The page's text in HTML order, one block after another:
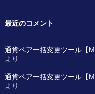
最近のコメント
通貨ペア一括変更ツール【
より
通貨ペア一括変更ツール【
より